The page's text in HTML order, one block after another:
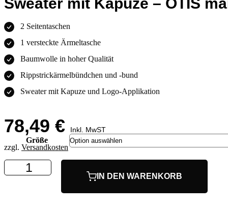
2 Seitentaschen
1 versteckte Ärmeltasche
Baumwolle in hoher Qualität
Rippstrickärmelbündchen und -bund
Sweater mit Kapuze und Logo-Applikation
78,49 € Inkl. MwST
zzgl. Versandkosten
Größe
Sweater
mit
IN DEN WARENKORB